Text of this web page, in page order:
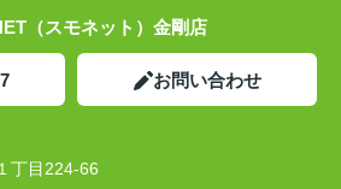
（スモネット）金剛店
お問い合わせ
丁目224-66